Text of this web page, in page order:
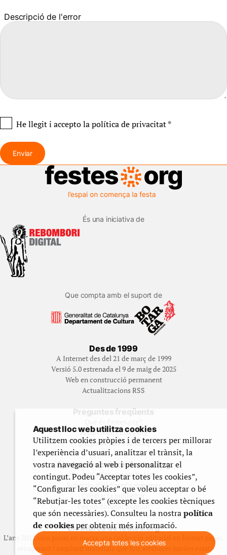
Descripció de l'error
He llegit i acceptola política de privacitat*
Enviar
És una iniciativa de
Que compta amb el suport de
Des de 1999
A Internet des del 21 de març de 1999
Versió 5.0 estrenada el 9 de maig de 2025
Web en construcció permanent
Actualitzacions RSS
Preguntes freqüents
Història de Festes.org
Qui gestiona Festes.org
Ajuda a fer créixer festes.org
Feste’n editor/contribuidor
Subscriu-t’hi/Feste’n mecenes
Contracta publicitat
Fes un donatiu puntual
Els llibres de festes.org
L’any 2012 vam posar en marxa una col·lecció editorial en format paper,
recuperant i ampliant materials que fins aleshores havien estat
Aquest lloc web utilitza cookies
Utilitzem cookies pròpies i de tercers per millorar
l’experiència d’usuari, analitzar el trànsit, la
vostra navegació al web i personalitzar el
contingut. Podeu “Acceptar totes les cookies”,
“Configurar les cookies” que voleu acceptar o bé
“Rebutjar-les totes” (excepte les cookies tècniques
que són necessàries). Consulteu la nostrapolítica
de cookiesper obtenir més informació.
Accepta totes les cookies